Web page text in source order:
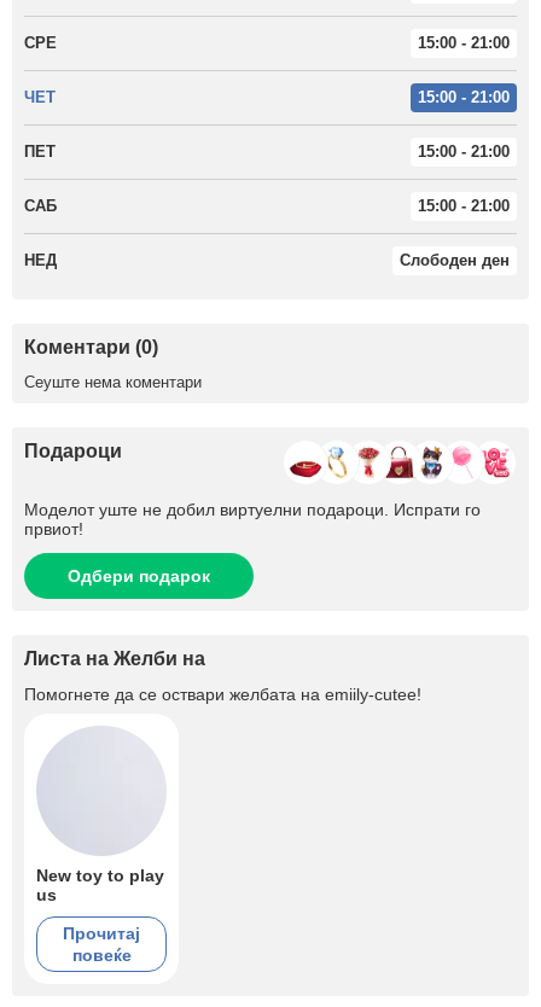
СРЕ 15:00 - 21:00
ЧЕТ 15:00 - 21:00
ПЕТ 15:00 - 21:00
САБ 15:00 - 21:00
НЕД Слободен ден
Коментари (0)
Сеуште нема коментари
Подароци
Моделот уште не добил виртуелни подароци. Испрати го
првиот!
Одбери подарок
Листа на Желби на
Помогнете да се оствари желбата на emiily-cutee!
New toy to play
us
Прочитај
повеќе